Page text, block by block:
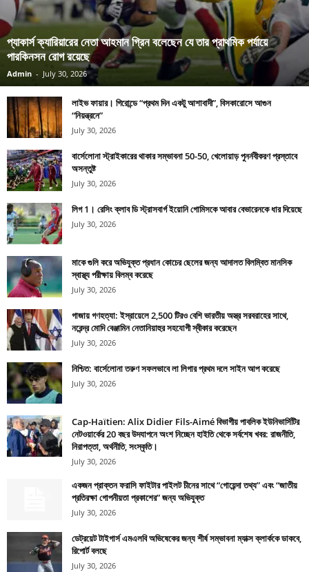
প্যাকার্স ক্যারিয়ারের নেতা আহমান গ্রিন বলেছেন যে তার প্রাথমিক পর্যায়ে
পারকিনসন রোগ রয়েছে
Admin - July 30, 2026
লাইভ ফায়ার। গিরোন্ডে “প্রথম দিন একটু আশাবাদী”, বিসকারোসে আগুন
“নিয়ন্ত্রনে”
July 30, 2026
বার্সেলোনা স্ট্রাইকারের থাকার সম্ভাবনা 50-50, খেলোয়াড় পুনর্নবীকরণ প্রস্তাবে
অসন্তুষ্ট
July 30, 2026
লিগ 1। রেসিং ক্লাব ডি স্ট্রাসবার্গ ইয়োনি গোমিসকে আবার বেভারেনকে ধার দিয়েছে
July 30, 2026
মাকে গুলি করে অভিযুক্ত প্রধান কোচের ছেলের জন্য আদালত বিলম্বিত মানসিক
স্বাস্থ্য পরীক্ষায় বিলম্ব করেছে
July 30, 2026
গাজায় গণহত্যা: ইস্রায়েলে 2,500 টিরও বেশি ভারতীয় অস্ত্র সরবরাহের সাথে,
নরেন্দ্র মোদি বেঞ্জামিন নেতানিয়াহুর সহযোগী স্বীকার করেছেন
July 30, 2026
নিশ্চিত: বার্সেলোনা তরুণ সফলভাবে লা লিগার প্রথম দলে সাইন আপ করেছে
July 30, 2026
Cap-Haïtien: Alix Didier Fils-Aimé বিভাগীয় পাবলিক ইউনিভার্সিটির
নেটওয়ার্কের 20 বছর উদযাপনে অংশ নিচ্ছেন হাইতি থেকে সর্বশেষ খবর: রাজনীতি,
নিরাপত্তা, অর্থনীতি, সংস্কৃতি।
July 30, 2026
একজন প্রাক্তন ফরাসি ফাইটার পাইলট চীনের সাথে “গোয়েন্দা তথ্য” এবং “জাতীয়
প্রতিরক্ষা গোপনীয়তা প্রকাশের” জন্য অভিযুক্ত
July 30, 2026
ডেট্রয়েট টাইগার্স এমএলবি অভিষেকের জন্য শীর্ষ সম্ভাবনা ম্যাক্স ক্লার্ককে ডাকবে,
রিপোর্ট বলছে
July 30, 2026